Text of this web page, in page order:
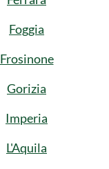
Foggia
Frosinone
Gorizia
Imperia
L'Aquila